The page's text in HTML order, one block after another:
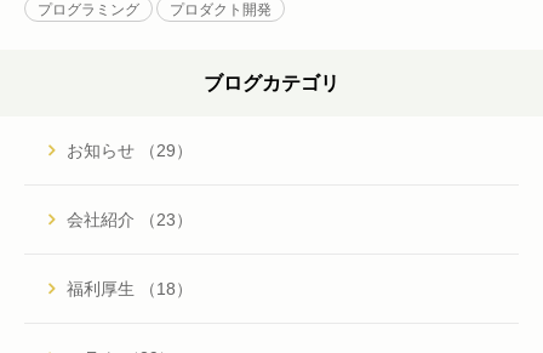
プログラミング
プロダクト開発
ブログカテゴリ
お知らせ （29）
会社紹介 （23）
福利厚生 （18）